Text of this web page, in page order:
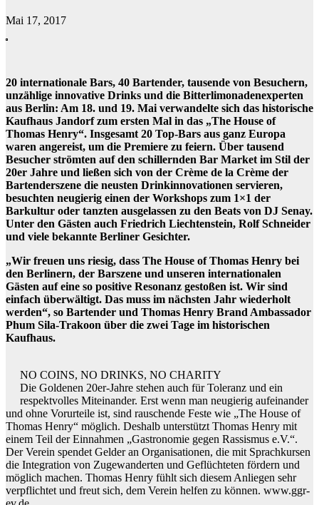
Mai 17, 2017
20 internationale Bars, 40 Bartender, tausende von Besuchern,
unzählige innovative Drinks und die Bitterlimonadenexperten
aus Berlin: Am 18. und 19. Mai verwandelte sich das historische
Kaufhaus Jandorf zum ersten Mal in das „The House of
Thomas Henry“. Insgesamt 20 Top-Bars aus ganz Europa
waren angereist, um die Premiere zu feiern. Über tausend
Besucher strömten auf den schillernden Bar Market im Stil der
20er Jahre und ließen sich von der Crème de la Crème der
Bartenderszene die neusten Drinkinnovationen servieren,
besuchten neugierig einen der Workshops zum 1×1 der
Barkultur oder tanzten ausgelassen zu den Beats von DJ Senay.
Unter den Gästen auch Friedrich Liechtenstein, Rolf Schneider
und viele bekannte Berliner Gesichter.
„Wir freuen uns riesig, dass The House of Thomas Henry bei
den Berlinern, der Barszene und unseren internationalen
Gästen auf eine so positive Resonanz gestoßen ist. Wir sind
einfach überwältigt. Das muss im nächsten Jahr wiederholt
werden“, so Bartender und Thomas Henry Brand Ambassador
Phum Sila-Trakoon über die zwei Tage im historischen
Kaufhaus.
NO COINS, NO DRINKS, NO CHARITY
Die Goldenen 20er-Jahre stehen auch für Toleranz und ein
respektvolles Miteinander. Erst wenn man neugierig aufeinander
und ohne Vorurteile ist, sind rauschende Feste wie „The House of
Thomas Henry“ möglich. Deshalb unterstützt Thomas Henry mit
einem Teil der Einnahmen „Gastronomie gegen Rassismus e.V.“.
Der Verein spendet Gelder an Organisationen, die mit Sprachkursen
die Integration von Zugewanderten und Geflüchteten fördern und
möglich machen. Thomas Henry fühlt sich diesem Anliegen sehr
verpflichtet und freut sich, dem Verein helfen zu können. www.ggr-